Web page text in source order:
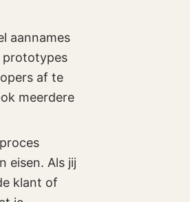
aannames
prototypes
af te
meerdere
eisen. Als jij
klant of